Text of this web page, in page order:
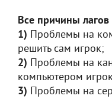
Все причины
1) Проблемы на
решить сам игрок;
2) Проблемы на
компьютером
3) Проблемы на